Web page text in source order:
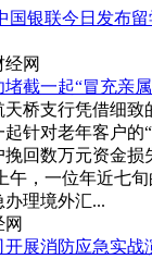
国银联今日发布
经网
截一起“冒充亲
桥支行凭借细致
针对老年客户的
回数万元资金损
午，一位年近七
理境外汇...